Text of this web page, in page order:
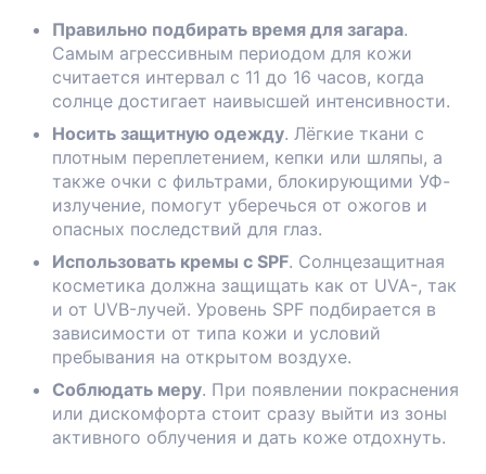
Правильно подбирать время для загара.
Самым агрессивным периодом для кожи
считается интервал с 11 до 16 часов, когда
солнце достигает наивысшей интенсивности.
Носить защитную одежду. Лёгкие ткани с
плотным переплетением, кепки или шляпы, а
также очки с фильтрами, блокирующими УФ-
излучение, помогут уберечься от ожогов и
опасных последствий для глаз.
Использовать кремы с SPF. Солнцезащитная
косметика должна защищать как от UVA-, так
и от UVB-лучей. Уровень SPF подбирается в
зависимости от типа кожи и условий
пребывания на открытом воздухе.
Соблюдать меру. При появлении покраснения
или дискомфорта стоит сразу выйти из зоны
активного облучения и дать коже отдохнуть.